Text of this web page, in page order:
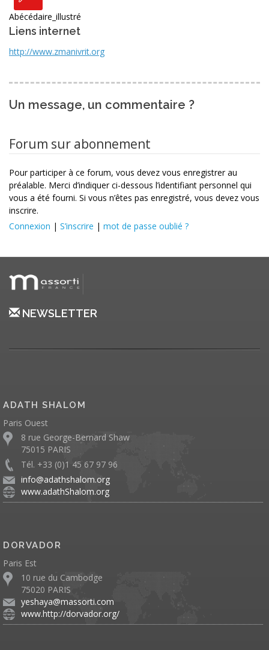
Abécédaire_illustré
Liens internet
http://www.zmanivrit.org
Un message, un commentaire ?
Forum sur abonnement
Pour participer à ce forum, vous devez vous enregistrer au
préalable. Merci d’indiquer ci-dessous l’identifiant personnel qui
vous a été fourni. Si vous n’êtes pas enregistré, vous devez vous
inscrire.
Connexion | S’inscrire | mot de passe oublié ?
NEWSLETTER
ADATH SHALOM
Paris Ouest
8 rue George-Bernard Shaw
75015 PARIS
Tél. +33 (0)1 45 67 97 96
info@adathshalom.org
www.adathShalom.org
DORVADOR
Paris Est
10 rue du Cambodge
75020 PARIS
yeshaya@massorti.com
www.http://dorvador.org/